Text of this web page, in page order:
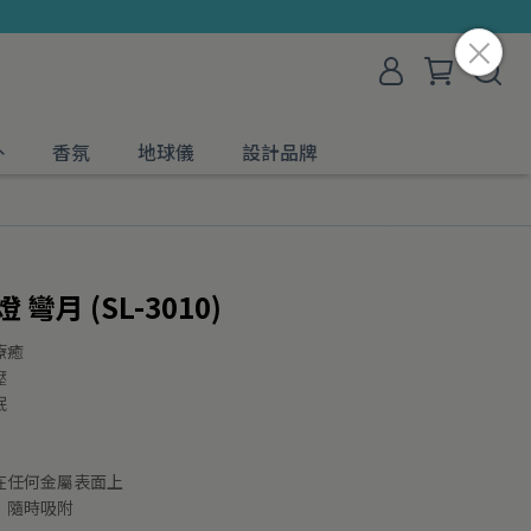
香氛 地球儀 設計品牌
彎月 (SL-3010)
癒
何金屬表面上
隨時吸附